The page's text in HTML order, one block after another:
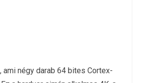
négy darab 64 bites Cortex-